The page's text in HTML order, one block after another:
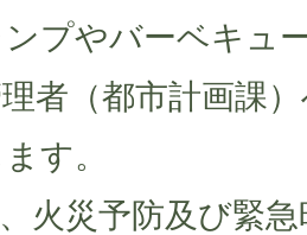
プやバーベキュ
者（都市計画課
す。
火災予防及び緊